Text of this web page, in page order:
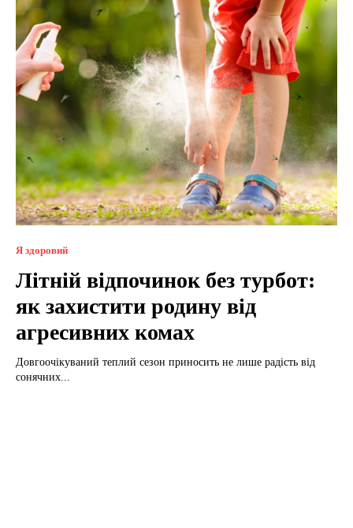
Я здоровий
Літній відпочинок без турбот:
як захистити родину від
агресивних комах
Довгоочікуваний теплий сезон приносить не лише радість від
сонячних...